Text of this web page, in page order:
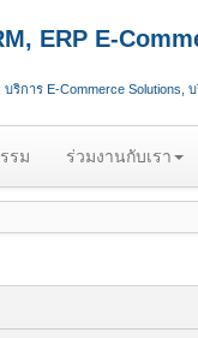
ERP E-
การ E-Commerce Solutions,
รม ร่วมงานกับเรา